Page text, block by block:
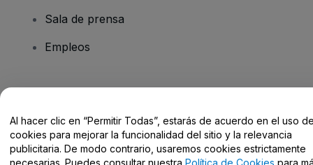
Sala de prensa
Empleos
Centro de Ayuda / Contacto
Al hacer clic en “Permitir Todas”, estarás de acuerdo en el uso
cookies para mejorar la funcionalidad del sitio y la relevancia
publicitaria. De modo contrario, usaremos cookies estrictamente
necesarias. Puedes consultar nuestra Política de Cookies para